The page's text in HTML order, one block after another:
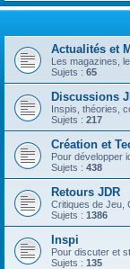
Actualités et
Les magazines,
Sujets : 65
Discussions
Inspis, théories,
Sujets : 217
Création et
Pour développer
Sujets : 438
Retours JDR
Critiques de Jeu,
Sujets : 1386
Inspi
Pour discuter et
Sujets : 135